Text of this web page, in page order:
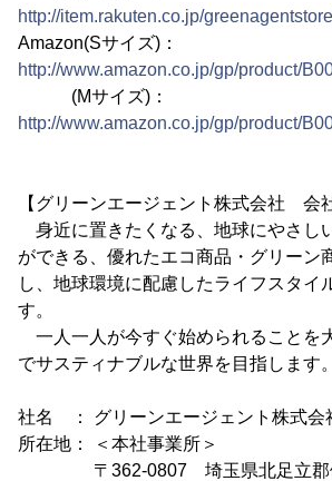
http://item.rakuten.co.jp/
Amazon(Sサイズ)：
http://www.amazon.co.jp/gp/product/
(Mサイズ)：
http://www.amazon.co.jp/gp/product/
【グリーンエージェント株式会社 会
身近に置きたくなる、地球にやさし
ができる、優れたエコ商品・グリーン
し、地球環境に配慮したライフスタイ
す。
一人一人が今すぐ始められることを
でサスティナブルな世界を目指します。
社名 ： グリーンエージェント株式会
所在地： ＜本社事業所＞
〒362-0807 埼玉県北足立郡伊